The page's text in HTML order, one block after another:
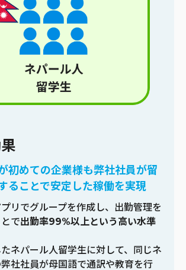
初めての企業様も弊社社員が留
ることで安定した稼働を実現
リでグループを作成し、出勤管理を
で出勤率99%以上という高い水準
ネパール人留学生に対して、同じネ
社社員が母国語で通訳や教育を行